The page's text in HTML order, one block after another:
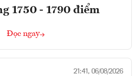
1750 - 1790 điểm
Đọc ngay
21:41, 06/08/2026